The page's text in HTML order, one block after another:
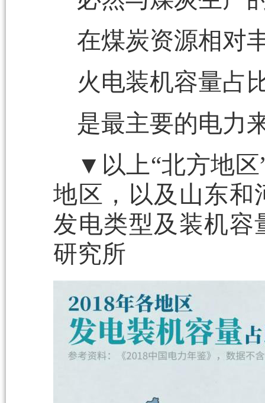
在煤炭资源相对
火电装机容量占
是最主要的电力
▼以上“北方地
地区，以及山东和
发电类型及装机容
研究所